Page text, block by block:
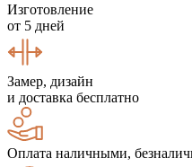
Изготовление
от 5 дней
Замер, дизайн
и доставка бесплатно
Оплата наличными,